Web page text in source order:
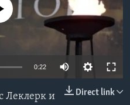
available
0:22
Direct link
Леклерк и